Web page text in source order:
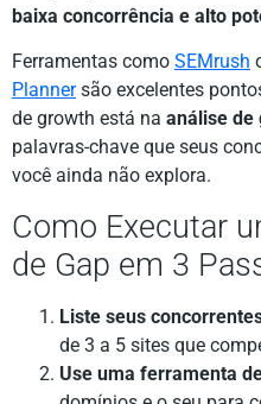
baixa concorrência e alto
Ferramentas como SEMrush
Plannersão excelentes
de growth está na análise de
palavras-chave que seus
você ainda não explora.
Como Executar
de Gap em 3
Liste seus
de 3 a 5 sites que
Use uma ferramenta